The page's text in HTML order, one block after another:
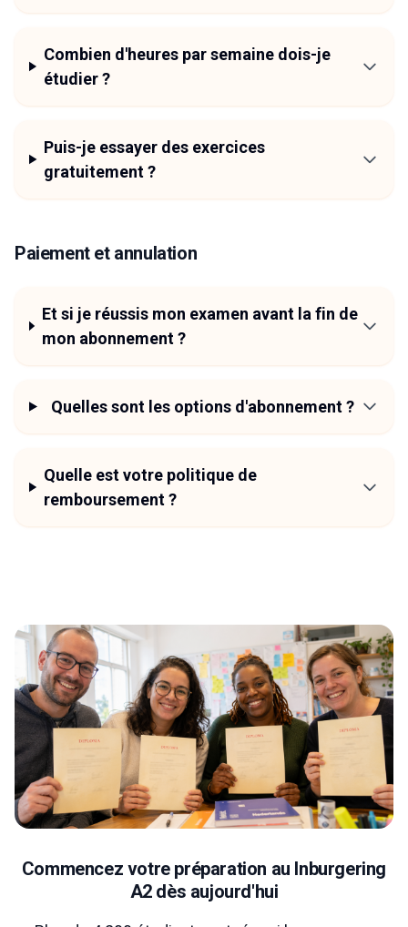
Combien d'heures par semaine dois-je
étudier ?
Puis-je essayer des exercices
gratuitement ?
Paiement et annulation
Et si je réussis mon examen avant la fin de
mon abonnement ?
Quelles sont les options d'abonnement ?
Quelle est votre politique de
remboursement ?
Commencez votre préparation au Inburgering
A2 dès aujourd'hui